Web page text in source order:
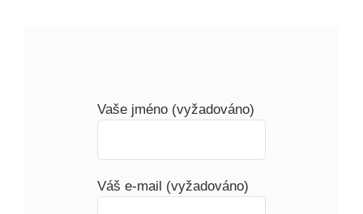
Vaše jméno (vyžadováno)
Váš e-mail (vyžadováno)